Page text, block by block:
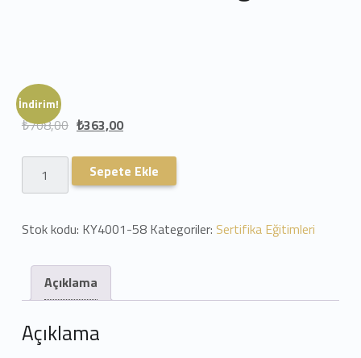
İndirim!
₺708,00 ₺363,00
Personal Trainer Eğitimi adet
Sepete Ekle
Stok kodu: KY4001-58 Kategoriler: Sertifika Eğitimleri
Açıklama
Açıklama